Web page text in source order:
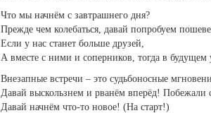
Что мы начнём с завтрашнего дня?
Прежде чем колебаться, давай попробуем
Если у нас станет больше друзей,
А вместе с ними и соперников, тогда в будущем
Внезапные встречи – это судьбоносные
Давай выскользнем и рванём вперёд! Побежали
Давай начнём что-то новое! (На старт!)